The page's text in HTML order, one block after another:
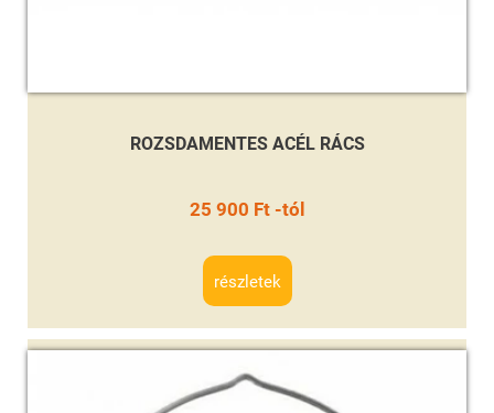
ROZSDAMENTES ACÉL RÁCS
25 900 Ft -tól
részletek